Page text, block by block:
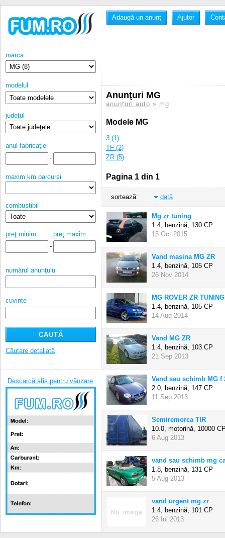
marca
modelul
judeţul
anul fabricației
-
maxim km parcurși
combustibil
preţ minim
preţ maxim
-
numărul anunţului
cuvinte
Căutare detaliată
Descarcă afiș pentru vânzare
Adaugă un anunţ Ajutor
Anunţuri MG
anunțuri auto » mg
Modele MG
3 (1)
TF (2)
ZR (5)
Pagina 1 din 1
sortează: dată
Mg zr tuning
1.4, benzină, 130 CP
15 Oct 2015
Vand masina MG ZR
1.4, benzină, 105 CP
26 Nov 2014
MG ROVER ZR TUNING
1.4, benzină, 105 CP
14 Aug 2014
Vand MG ZR
1.4, benzină, 103 CP
21 Sep 2013
Vand sau schimb MG f
2.0, benzină, 147 CP
11 Sep 2013
Semiremorca TIR
10.0, motorină, 10000
6 Aug 2013
vand sau schimb mg
1.8, benzină, 131 CP
5 Aug 2013
vand urgent mg zr
1.4, benzină, 101 CP
26 Iul 2013